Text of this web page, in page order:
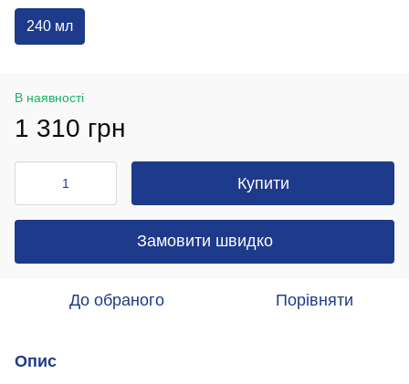
240 мл
В наявності
1 310 грн
Купити
Замовити швидко
До обраного Порівняти
Опис